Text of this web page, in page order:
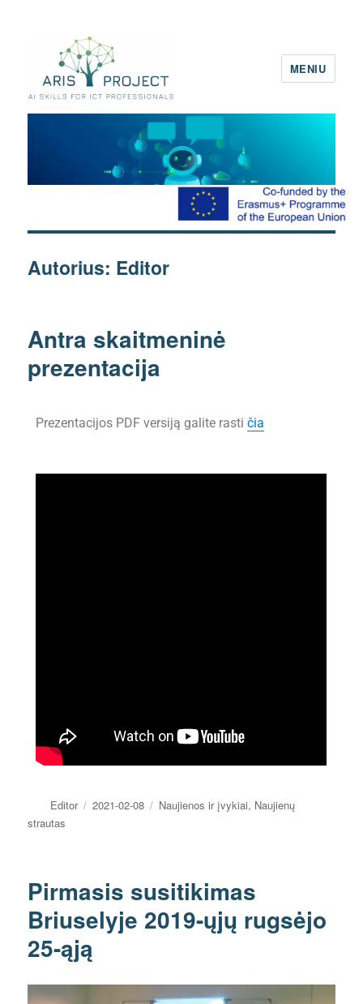
ARIS projektas
MENIU
Autorius: Editor
Antra skaitmeninė
prezentacija
Prezentacijos PDF versiją galite rastičia
Editor 2021-02-08 Naujienos ir įvykiai, Naujienų
strautas
Pirmasis susitikimas
Briuselyje 2019-ųjų rugsėjo
25-ąją